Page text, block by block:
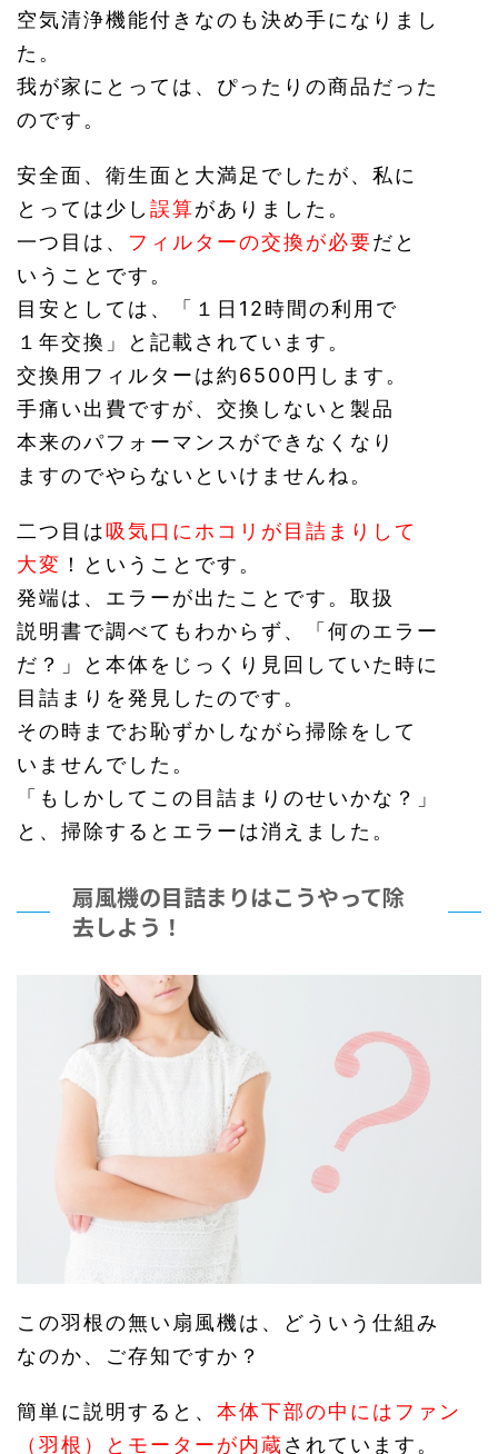
空気清浄機能付きなのも決め手になりまし
た。
我が家にとっては、ぴったりの商品だった
のです。
安全面、衛生面と大満足でしたが、私に
とっては少し 誤算がありました。
一つ目は、 フィルターの交換が必要だと
いうことです。
目安としては、「１日12時間の利用で
１年交換」と記載されています。
交換用フィルターは約6500円します。
手痛い出費ですが、交換しないと製品
本来のパフォーマンスができなくなり
ますのでやらないといけませんね。
二つ目は吸気口にホコリが目詰まりして
大変 ！ということです。
発端は、エラーが出たことです。取扱
説明書で調べてもわからず、「何のエラー
だ？」と本体をじっくり見回していた時に
目詰まりを発見したのです。
その時までお恥ずかしながら掃除をして
いませんでした。
「もしかしてこの目詰まりのせいかな？」
と、掃除するとエラーは消えました。
扇風機の目詰まりはこうやって除
去しよう！
この羽根の無い扇風機は、どういう仕組み
なのか、ご存知ですか？
簡単に説明すると、 本体下部の中にはファン
（羽根）とモーターが内蔵されています。